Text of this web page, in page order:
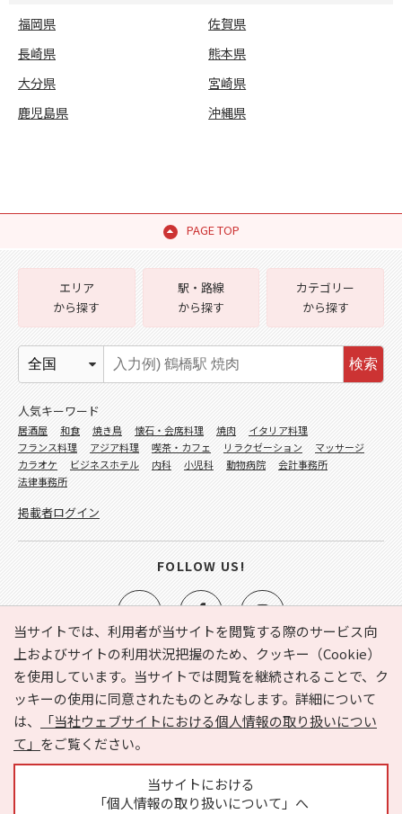
福岡県
佐賀県
長崎県
熊本県
大分県
宮崎県
鹿児島県
沖縄県
PAGE TOP
当サイトでは、利用者が当サイトを閲覧する際のサービス向
上およびサイトの利用状況把握のため、クッキー（Cookie）
を使用しています。当サイトでは閲覧を継続されることで、ク
ッキーの使用に同意されたものとみなします。詳細について
は、
「当社ウェブサイトにおける個人情報の取り扱いについ
て」 をご覧ください。
当サイトにおける
「個人情報の取り扱いについて」へ
e-NAVITA（イーナビタ）とは？ お気に入り
ヘルプ
利用規約
個人情報の取り扱いについて
運営会社
サイトマップ
広告掲載に関するお問い合わせ
エリア
から探す
駅・路線
から探す
カテゴリー
から探す
検索
人気キーワード
居酒屋 和食 焼き鳥 懐石・会席料理 焼肉
イタリア料理
フランス料理
アジア料理 喫茶・カフェ リラクゼーション
マッサージ
カラオケ
ビジネスホテル 内科 小児科 動物病院
会計事務所
法律事務所
掲載者ログイン
FOLLOW US!